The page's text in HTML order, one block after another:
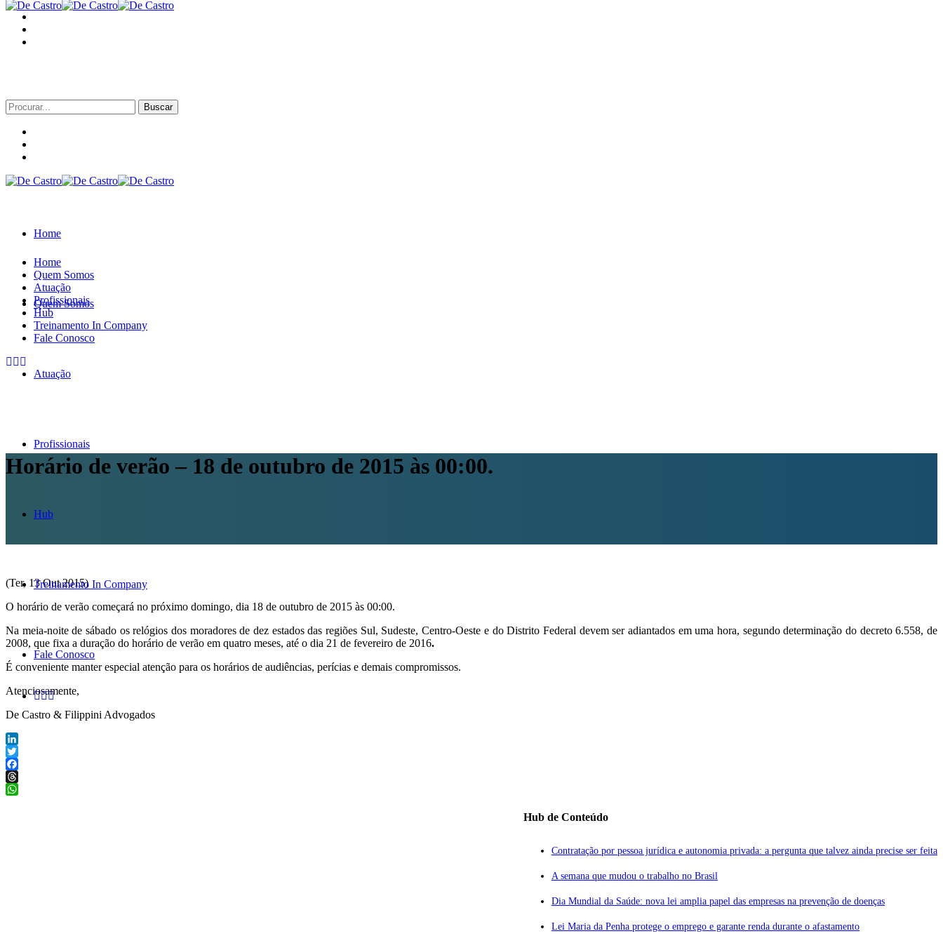
Procurar
por:
Home
Quem Somos
Atuação
Profissionais
Hub
Treinamento In Company
Fale Conosco
Home
Quem Somos
Atuação
Profissionais
Hub
Treinamento In Company
Fale Conosco
Horário de verão – 18 de outubro de 2015 às 00:00.
(Ter, 13 Out 2015)
O horário de verão começará no próximo domingo, dia 18 de outubro de 2015 às 00:00.
Na meia-noite de sábado os relógios dos moradores de dez estados das regiões Sul, Sudeste, Centro-Oeste e do Distrito Federal devem ser adiantados em uma hora, segundo determinação do decreto 6.558, de
2008, que fixa a duração do horário de verão em quatro meses, até o dia 21 de fevereiro de 2016.
É conveniente manter especial atenção para os horários de audiências, perícias e demais compromissos.
Atenciosamente,
De Castro & Filippini Advogados
LinkedIn
Twitter
Facebook
Threads
Hub de Conteúdo
Contratação por pessoa jurídica e autonomia privada: a pergunta que talvez ainda precise ser feita
A semana que mudou o trabalho no Brasil
Dia Mundial da Saúde: nova lei amplia papel das empresas na prevenção de doenças
Lei Maria da Penha protege o emprego e garante renda durante o afastamento